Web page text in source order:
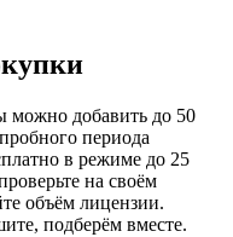
можно добавить до 50
периода
в режиме до 25
на своём
объём лицензии.
подберём вместе.